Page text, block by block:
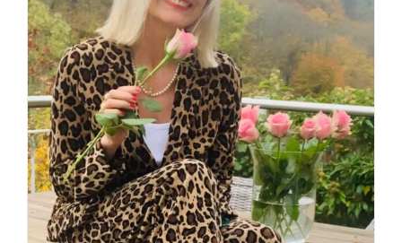
Leo never ends – Fashion-
Statement für die Ewigkeit